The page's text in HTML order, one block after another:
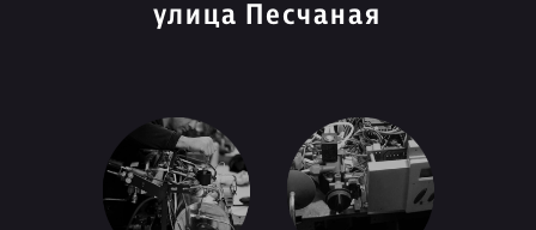
улица Песчаная